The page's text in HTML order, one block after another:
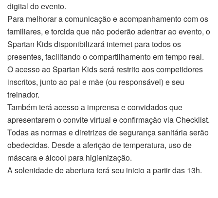
digital do evento.
Para melhorar a comunicação e acompanhamento com os
familiares, e torcida que não poderão adentrar ao evento, o
Spartan Kids disponibilizará internet para todos os
presentes, facilitando o compartilhamento em tempo real.
O acesso ao Spartan Kids será restrito aos competidores
inscritos, junto ao pai e mãe (ou responsável) e seu
treinador.
Também terá acesso a imprensa e convidados que
apresentarem o convite virtual e confirmação via Checklist.
Todas as normas e diretrizes de segurança sanitária serão
obedecidas. Desde a aferição de temperatura, uso de
máscara e álcool para higienização.
A solenidade de abertura terá seu inicio a partir das 13h.